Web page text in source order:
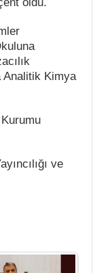
Analitik Kimya
ve